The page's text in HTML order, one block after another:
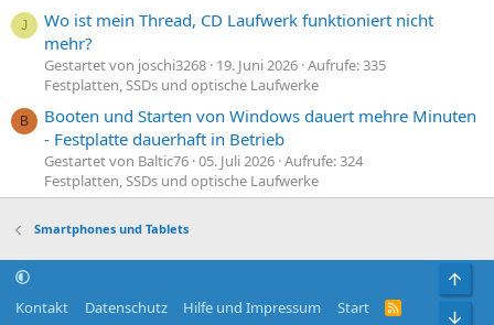
J
Wo ist mein Thread, CD Laufwerk funktioniert nicht
mehr?
Gestartet von joschi3268 19. Juni 2026 Aufrufe: 335
Festplatten, SSDs und optische Laufwerke
B
Booten und Starten von Windows dauert mehre Minuten
- Festplatte dauerhaft in Betrieb
Gestartet von Baltic76 05. Juli 2026 Aufrufe: 324
Festplatten, SSDs und optische Laufwerke
Smartphones und Tablets
Kontakt Datenschutz Hilfe und Impressum Start
R